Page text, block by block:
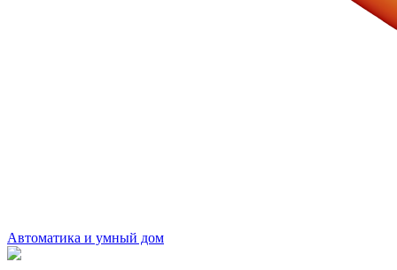
Автоматика и умный дом